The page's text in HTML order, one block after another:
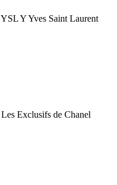
YSL YYves Saint Laurent
Les Exclusifs de Chanel